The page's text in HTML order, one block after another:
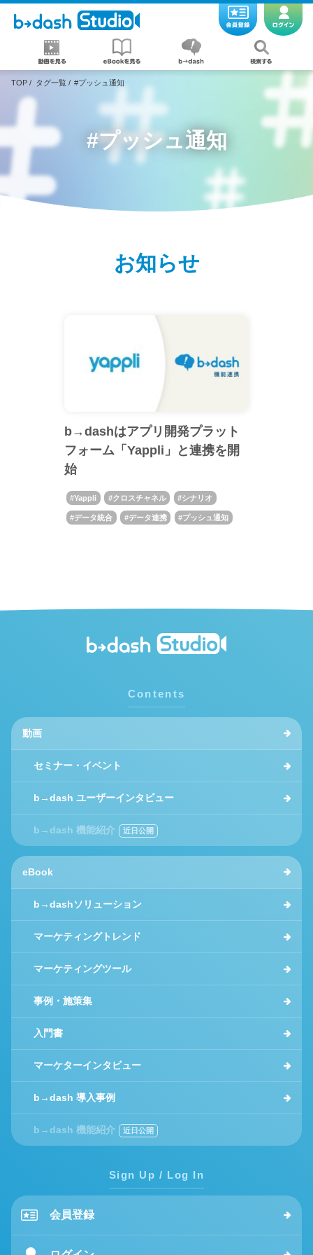
TOP / タグ一覧/ #プッシュ通知
#プッシュ通知
お知らせ
b→dashはアプリ開発プラット
フォーム「Yappli」と連携を開
始
Yappli クロスチャネル シナリオ
データ統合 データ連携 プッシュ通知
Contents
動画
セミナー・イベント
b→dash ユーザーインタビュー
b→dash 機能紹介
eBook
b→dashソリューション
マーケティングトレンド
マーケティングツール
事例・施策集
入門書
マーケターインタビュー
b→dash 導入事例
b→dash 機能紹介
Sign Up / Log In
会員登録